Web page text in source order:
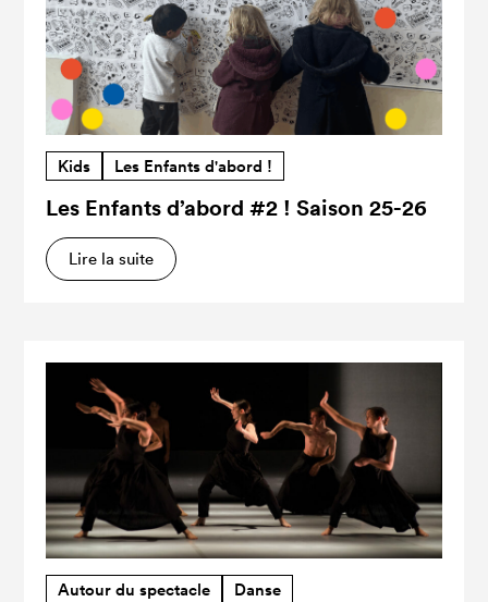
Kids Les Enfants d'abord !
Les Enfants d’abord #2 ! Saison 25-26
Lire la suite
Autour du spectacle Danse